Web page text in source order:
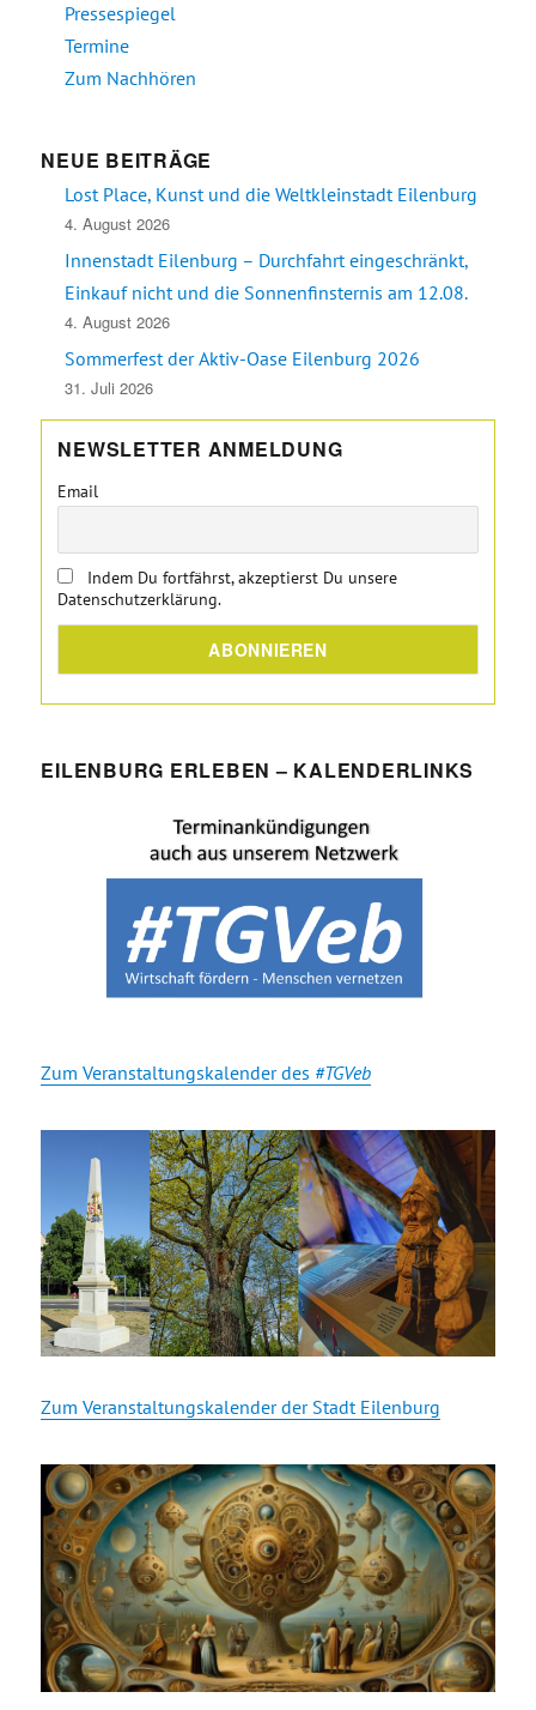
Pressespiegel
Termine
Zum Nachhören
NEUE BEITRÄGE
Lost Place, Kunst und die Weltkleinstadt Eilenburg
4. August 2026
Innenstadt Eilenburg – Durchfahrt eingeschränkt,
Einkauf nicht und die Sonnenfinsternis am 12.08.
4. August 2026
Sommerfest der Aktiv-Oase Eilenburg 2026
31. Juli 2026
NEWSLETTER ANMELDUNG
Email
Indem Du fortfährst, akzeptierst Du unsere
Datenschutzerklärung.
EILENBURG ERLEBEN – KALENDERLINKS
Zum Veranstaltungskalender des #TGVeb
Zum Veranstaltungskalender der Stadt Eilenburg